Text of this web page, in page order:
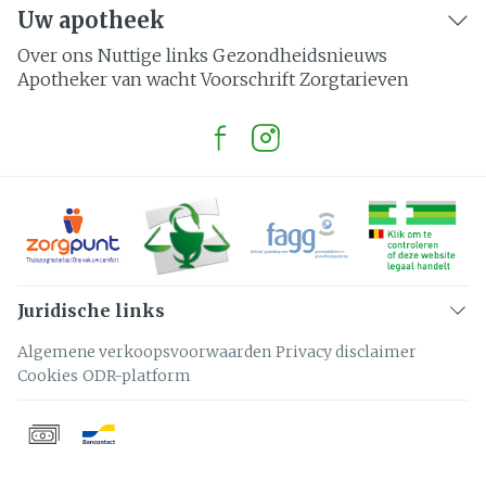
Uw apotheek
Over ons Nuttige links Gezondheidsnieuws
Apotheker van wacht Voorschrift Zorgtarieven
Juridische links
Algemene verkoopsvoorwaarden Privacy disclaimer
Cookies ODR-platform